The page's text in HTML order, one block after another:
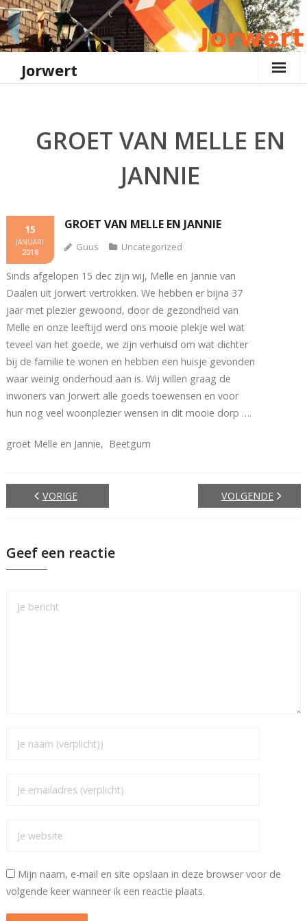
Ga
naar
de
Jorwert
GROET VAN MELLE EN
JANNIE
GROET VAN MELLE EN JANNIE
15
JANUARI
2018 Guus Uncategorized
Sinds afgelopen 15 dec zijn wij, Melle en Jannie van
Daalen uit Jorwert vertrokken. We hebben er bijna 37
jaar met plezier gewoond, door de gezondheid van
Melle en onze leeftijd werd ons mooie plekje wel wat
teveel van het goede, we zijn verhuisd om wat dichter
bij de familie te wonen en hebben een huisje gevonden
waar weinig onderhoud aan is. Wij willen graag de
inwoners van Jorwert alle goeds toewensen en voor
hun nog veel woonplezier wensen in dit mooie dorp ….
groet Melle en Jannie, Beetgum
VORIGE VOLGENDE
Geef een reactie
Mijn naam, e-mail en site opslaan in deze browser voor de
volgende keer wanneer ik een reactie plaats.